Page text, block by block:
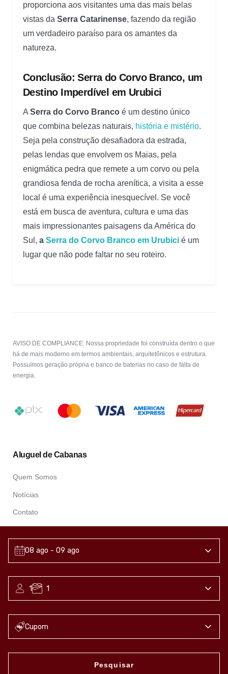
proporciona aos visitantes uma das mais belas
vistas da Serra Catarinense, fazendo da região
um verdadeiro paraíso para os amantes da
natureza.
Conclusão: Serra do Corvo Branco, um
Destino Imperdível em Urubici
A Serra do Corvo Branco é um destino único
que combina belezas naturais, história e mistério.
Seja pela construção desafiadora da estrada,
pelas lendas que envolvem os Maias, pela
enigmática pedra que remete a um corvo ou pela
grandiosa fenda de rocha arenítica, a visita a esse
local é uma experiência inesquecível. Se você
está em busca de aventura, cultura e uma das
mais impressionantes paisagens da América do
Sul, a Serra do Corvo Branco em Urubici é um
lugar que não pode faltar no seu roteiro.
AVISO DE COMPLIANCE: Nossa propriedade foi construída dentro o que
há de mais moderno em termos ambientais, arquitetônicos e estrutura.
Possuímos geração própria e banco de baterias no caso de falta de
energia.
Aluguel de Cabanas
Quem Somos
Notícias
Contato
Contatos
Termos & Condições
08 ago - 09 ago
1 1
Cupom
Pesquisar